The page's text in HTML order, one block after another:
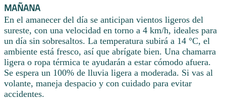
MAÑANA
En el amanecer del día se anticipan vientos ligeros del
sureste, con una velocidad en torno a 4 km/h, ideales para
un día sin sobresaltos. La temperatura subirá a 14 °C, el
ambiente está fresco, así que abrígate bien. Una chamarra
ligera o ropa térmica te ayudarán a estar cómodo afuera.
Se espera un 100% de lluvia ligera a moderada. Si vas al
volante, maneja despacio y con cuidado para evitar
accidentes.